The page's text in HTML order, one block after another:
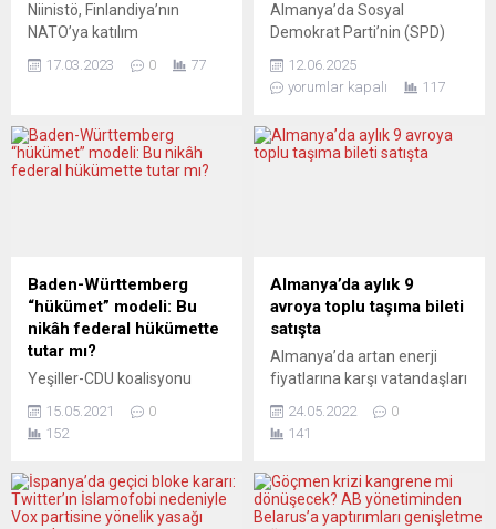
Niinistö, Finlandiya’nın
NATO’ya katılım
başvurusunun
onaylanmasının önünde
Cumhurbaşkanı Erdoğan ile
görüşmek üzere bu cuma
Orbán da perşembe günü
Türkiye’ye gitmiş, Erdoğan
ile konuyu müzakere
etmişti. Yorumcular, hayal
görünüyor. AAMULEHTI...
17.03.2023 0 77
Almanya’da Sosyal
Demokrat Parti’nin (SPD)
önde gelen isimleri, Rusya
ile ilişkilerde barışçıl ve
diplomatik bir yaklaşımı
yayımlayarak parti
yönetiminin izlediği mevcut
saldırgan söylemlerini de
sert bir dille eleştiriyor. Bu
dikkat çekici çıkış, gazeteci
Tobias...
12.06.2025
yorumlar kapalı
117
Baden-Württemberg
“hükümet” modeli: Bu
nikâh federal hükümette
tutar mı?
Yeşiller-CDU koalisyonu
iki dönemdir, Hessen
eyaletinde ise üçüncü yılında
seçmenin de sevgilisi Yeşil
Başbakan Kretschmann,
15.05.2021
0
152
Almanya’da aylık 9
avroya toplu taşıma bileti
satışta
Almanya’da artan enerji
fiyatlarına karşı vatandaşları
desteklemek için yürürlüğe
konulan 9 avroluk biletler
Haziran’dan itibaren geçerli
olacak ve uygulama üç ay
24.05.2022
0
141